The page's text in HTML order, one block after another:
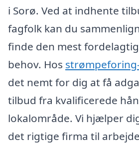
i Sorø. Ved at indhente
fagfolk kan du
finde den mest
behov. Hos
det nemt for dig at få
tilbud fra kvalificerede
lokalområde. Vi hjælper
det rigtige firma til